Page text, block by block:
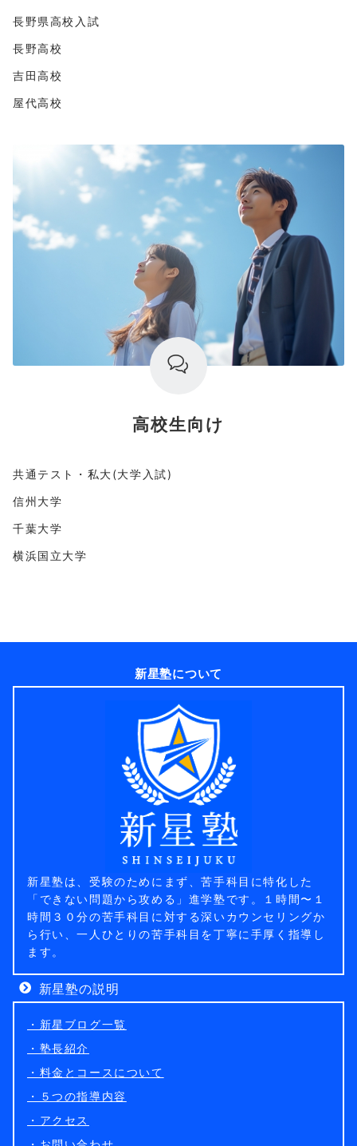
長野県高校入試
長野高校
吉田高校
屋代高校
高校生向け
共通テスト・私大(大学入試)
信州大学
千葉大学
横浜国立大学
新星塾について
新星塾は、受験のためにまず、苦手科目に特化した
「できない問題から攻める」進学塾です。１時間〜１
時間３０分の苦手科目に対する深いカウンセリングか
ら行い、一人ひとりの苦手科目を丁寧に手厚く指導し
ます。
新星塾の説明
・新星ブログ一覧
・塾長紹介
・料金とコースについて
・５つの指導内容
・アクセス